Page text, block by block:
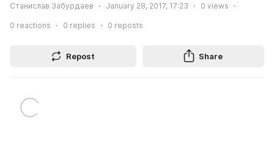
Станислав Забурдаев January 28, 2017, 17:23 0 views
0 reactions 0 replies 0 reposts
Repost Share